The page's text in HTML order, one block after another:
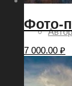
Фото-
7 000.00 ₽